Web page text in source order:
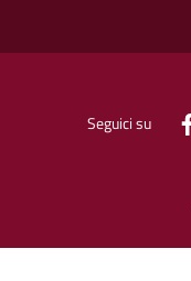
Seguici su